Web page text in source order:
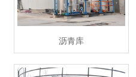
沥青库